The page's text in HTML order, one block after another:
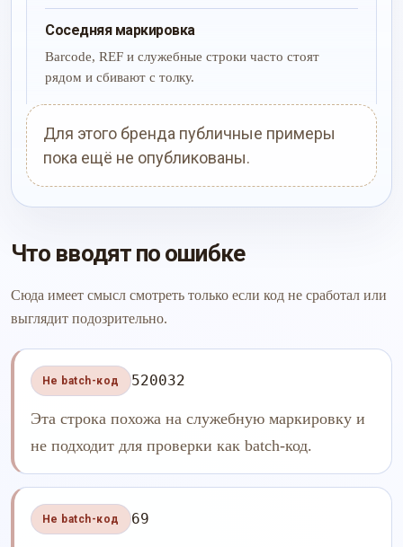
Соседняя маркировка
Barcode, REF и служебные строки часто стоят
рядом и сбивают с толку.
Для этого бренда публичные примеры
пока ещё не опубликованы.
Что вводят по ошибке
Сюда имеет смысл смотреть только если код не сработал или
выглядит подозрительно.
Не batch-код 520032
Эта строка похожа на служебную маркировку и
не подходит для проверки как batch-код.
Не batch-код 69